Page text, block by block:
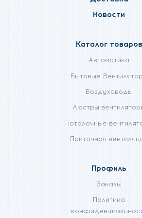
Новости
Каталог товаров
Автоматика
Бытовые
Воздуховоды
Люстры
Потолочные
Приточная
Профиль
Заказы
Политика